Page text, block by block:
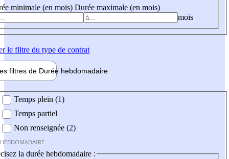
minimale (en mois) Durée maximale (en mois)
mois
le filtre du type de contrat
filtres de Durée hebdomadaire
Temps plein (1)
Temps partiel
Non renseignée (2)
la durée hebdomadaire :